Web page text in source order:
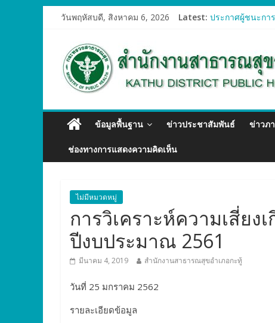
วันพฤหัสบดี, สิงหาคม 6, 2026 Latest: ประกาศผู้ชนะกา
ประกาศผู้ชนะกา
ประกาศผู้ชนะกา
ข้อมูลพื้นฐาน ข่าวประชาสัมพันธ์ ข่าวภ
ช่องทางการแสดงความคิดเห็น
ไม่มีหมวดหมู่
การวิเคราะห์ความเสี่ย
ปีงบประมาณ 2561
มีนาคม 4, 2019 สำนักงานสาธารณสุขอำเภอกะทู้
วันที่ 25 มกราคม 2562
รายละเอียดข้อมูล